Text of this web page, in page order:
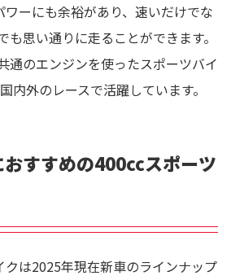
ーにも余裕があり、速いだけでな
も思い通りに走ることができます。
通のエンジンを使ったスポーツバイ
内外のレースで活躍しています。
すすめの400ccスポーツ
は2025年現在新車のラインナップ